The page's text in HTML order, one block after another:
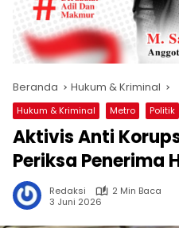
Beranda Hukum & Kriminal
Hukum & Kriminal Metro Politik
Aktivis Anti
Periksa Penerima
Redaksi
2 Min Baca
3 Juni 2026